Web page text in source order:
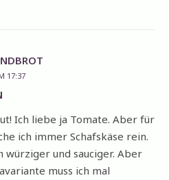
17:37
Ich liebe ja Tomate. Aber für
ich immer Schafskäse rein.
würziger und sauciger. Aber
muss ich mal